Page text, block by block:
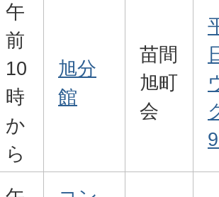
午
前
10
時
か
ら
旭分
館
苗間
旭町
会